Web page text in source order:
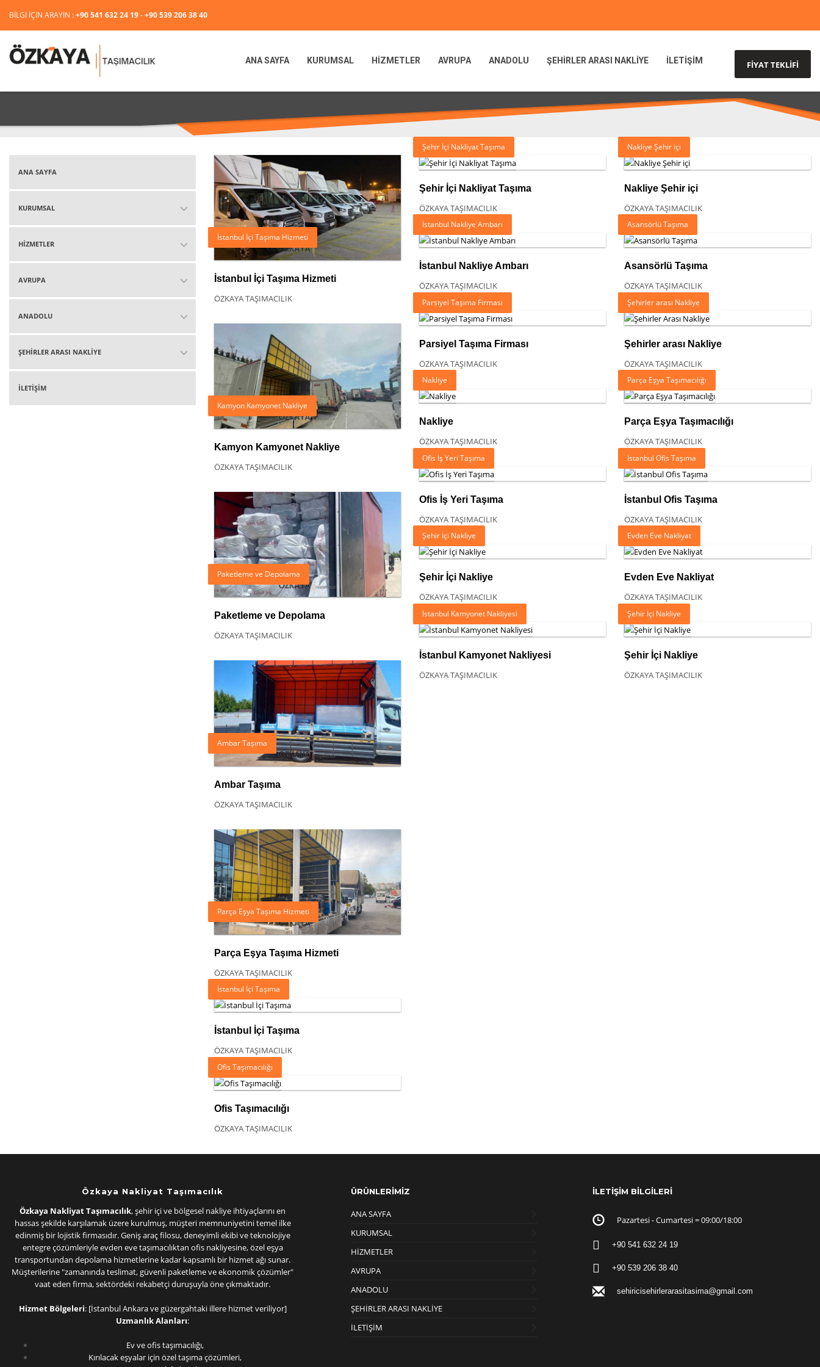
BİLGİ İÇİN ARAYIN :+90 541 632 24 19-+90 539 206 38 40
ANA SAYFA KURUMSAL HİZMETLER AVRUPA ANADOLU ŞEHİRLER ARASI NAKLİYE İLETİŞİM FİYAT TEKLİFİ
ANA SAYFA
KURUMSAL
HİZMETLER
AVRUPA
ANADOLU
ŞEHİRLER ARASI NAKLİYE
İLETİŞİM
İstanbul İçi Taşıma Hizmeti
İstanbul İçi Taşıma Hizmeti
ÖZKAYA TAŞIMACILIK
Kamyon Kamyonet Nakliye
Kamyon Kamyonet Nakliye
ÖZKAYA TAŞIMACILIK
Paketleme ve Depolama
Paketleme ve Depolama
ÖZKAYA TAŞIMACILIK
Ambar Taşıma
Ambar Taşıma
ÖZKAYA TAŞIMACILIK
Parça Eşya Taşıma Hizmeti
Parça Eşya Taşıma Hizmeti
ÖZKAYA TAŞIMACILIK
İstanbul İçi Taşıma
İstanbul İçi Taşıma
ÖZKAYA TAŞIMACILIK
Ofis Taşımacılığı
Ofis Taşımacılığı
ÖZKAYA TAŞIMACILIK
Şehir İçi Nakliyat Taşıma
Şehir İçi Nakliyat Taşıma
ÖZKAYA TAŞIMACILIK
İstanbul Nakliye Ambarı
İstanbul Nakliye Ambarı
ÖZKAYA TAŞIMACILIK
Parsiyel Taşıma Firması
Parsiyel Taşıma Firması
ÖZKAYA TAŞIMACILIK
Nakliye
Nakliye
ÖZKAYA TAŞIMACILIK
Ofis İş Yeri Taşıma
Ofis İş Yeri Taşıma
ÖZKAYA TAŞIMACILIK
Şehir İçi Nakliye
Şehir İçi Nakliye
ÖZKAYA TAŞIMACILIK
İstanbul Kamyonet Nakliyesi
İstanbul Kamyonet Nakliyesi
ÖZKAYA TAŞIMACILIK
Nakliye Şehir içi
Nakliye Şehir içi
ÖZKAYA TAŞIMACILIK
Asansörlü Taşıma
Asansörlü Taşıma
ÖZKAYA TAŞIMACILIK
Şehirler arası Nakliye
Şehirler arası Nakliye
ÖZKAYA TAŞIMACILIK
Parça Eşya Taşımacılığı
Parça Eşya Taşımacılığı
ÖZKAYA TAŞIMACILIK
İstanbul Ofis Taşıma
İstanbul Ofis Taşıma
ÖZKAYA TAŞIMACILIK
Evden Eve Nakliyat
Evden Eve Nakliyat
ÖZKAYA TAŞIMACILIK
Şehir İçi Nakliye
Şehir İçi Nakliye
ÖZKAYA TAŞIMACILIK
Özkaya Nakliyat Taşımacılık
Özkaya Nakliyat Taşımacılık, şehir içi ve bölgesel nakliye ihtiyaçlarını en
hassas şekilde karşılamak üzere kurulmuş, müşteri memnuniyetini temel ilke
edinmiş bir lojistik firmasıdır. Geniş araç filosu, deneyimli ekibi ve teknolojiye
entegre çözümleriyle evden eve taşımacılıktan ofis nakliyesine, özel eşya
transportundan depolama hizmetlerine kadar kapsamlı bir hizmet ağı sunar.
Müşterilerine "zamanında teslimat, güvenli paketleme ve ekonomik çözümler"
vaat eden firma, sektördeki rekabetçi duruşuyla öne çıkmaktadır.
Hizmet Bölgeleri: [İstanbul Ankara ve güzergahtaki illere hizmet veriliyor]
Uzmanlık Alanları:
Ev ve ofis taşımacılığı,
Kırılacak eşyalar için özel taşıma çözümleri,
ÜRÜNLERİMİZ
ANA SAYFA
KURUMSAL
HİZMETLER
AVRUPA
ANADOLU
ŞEHİRLER ARASI NAKLİYE
İLETİŞİM
İLETİŞİM BİLGİLERİ
Pazartesi - Cumartesi = 09:00/18:00
+90 541 632 24 19
+90 539 206 38 40
sehiricisehirlerarasitasima@gmail.com